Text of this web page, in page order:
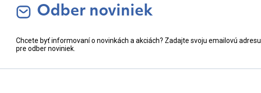
Odber noviniek
Chcete byť informovaní o novinkách a akciách? Zadajte svoju emailovú adresu
pre odber noviniek.